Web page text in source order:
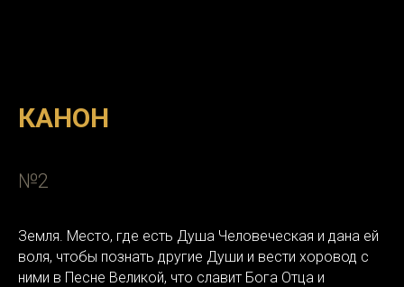
КАНОН
№2
Земля. Место, где есть Душа Человеческая и дана ей
воля, чтобы познать другие Души и вести хоровод с
ними в Песне Великой, что славит Бога Отца и